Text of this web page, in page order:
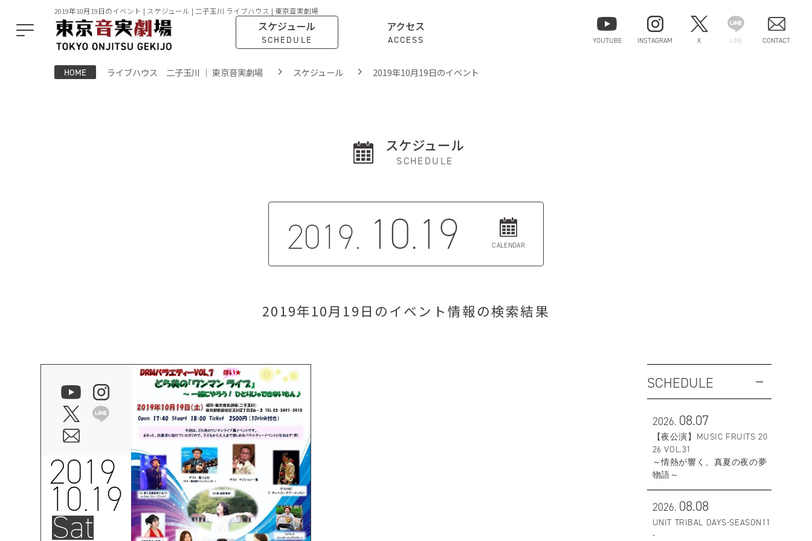
2019年10月19日のイベント | スケジュール | 二子玉川 ライブハウス | 東京音実劇場
スケジュール
SCHEDULE
アクセス
ACCESS YOUTUBE INSTAGRAM X LINE CONTACT
HOME ライブハウス 二子玉川 ｜ 東京音実劇場 スケジュール 2019年10月19日のイベント
スケジュール
SCHEDULE
2019. 10.19 CALENDAR
2019年10月19日のイベント情報の検索結果
2019
10.19
Sat
SCHEDULE
2026. 08.07
【夜公演】MUSIC FRUITS 20
26 VOL.31
～情熱が響く、真夏の夜の夢
物語～
2026. 08.08
UNIT TRIBAL DAYS-SEASON11
-